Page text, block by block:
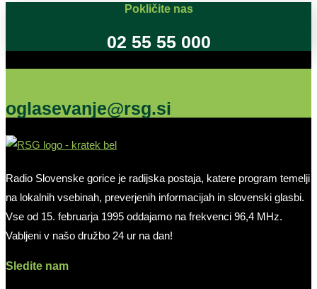
Pokličite nas
02 55 55 000
oglasevanje@rsg.si
Radio Slovenske gorice je radijska postaja, katere program temelji
na lokalnih vsebinah, preverjenih informacijah in slovenski glasbi.
Vse od 15. februarja 1995 oddajamo na frekvenci 96,4 MHz.
Vabljeni v našo družbo 24 ur na dan!
Sledite nam